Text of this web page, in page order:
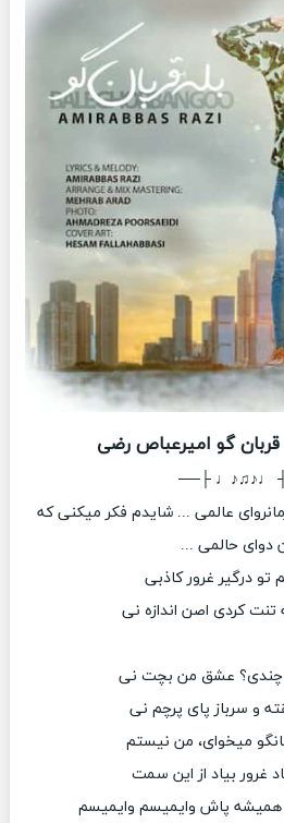
گو امیرعباص رضی
──┤ ♩♪♫♪♩
عالمی ... شایدم فکر میکنی که
دوای حالمی ...
تو درگیر غرور کاذبی
تنت کردی اصن اندازه نی
چندی؟ عشق من بچت نی
و سرباز پای پرچم نی
میخوای، من نیستم
غرور بیاد از این سمت
همیشه پاش وایمیسم وایمیسم